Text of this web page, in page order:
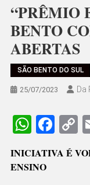
“PRÊMIO
BENTO
ABERTAS
SÃO BENTO DO SUL
25/07/2023 Da
INICIATIVA É
ENSINO